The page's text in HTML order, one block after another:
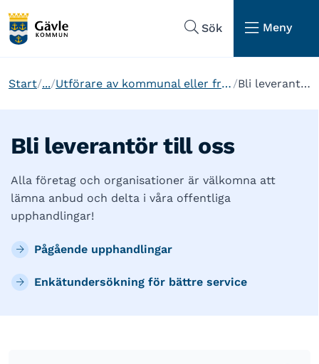
Sök
Meny
Start ... Utförare av kommunal eller fristående verksamhet Bli leverantör till oss
Bli leverantör till oss
Alla företag och organisationer är välkomna att
lämna anbud och delta i våra offentliga
upphandlingar!
Pågående upphandlingar
Enkätundersökning för bättre service